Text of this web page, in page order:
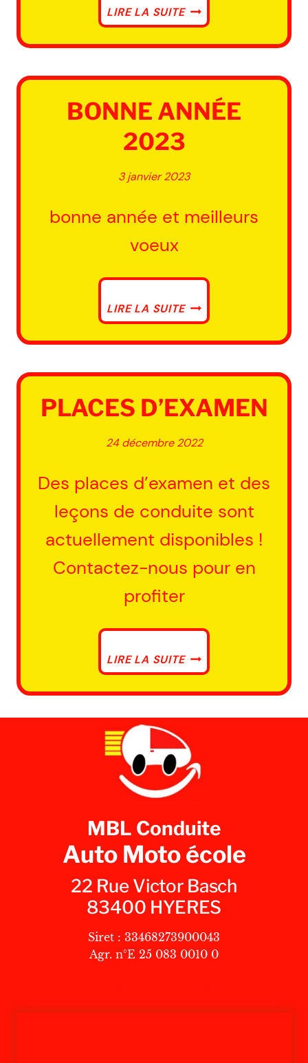
LIRE LA SUITEBEAUCOUP
DE
RÉUSSITES
BONNE ANNÉE
2023
3 janvier 2023
bonne année et meilleurs
voeux
LIRE LA SUITEBONNE
ANNÉE
2023
PLACES D’EXAMEN
24 décembre 2022
Des places d’examen et des
leçons de conduite sont
actuellement disponibles !
Contactez-nous pour en
profiter
LIRE LA SUITEPLACES
D’EXAMEN
MBL Conduite
Auto Moto école
22 Rue Victor Basch
83400 HYERES
Siret : 33468273900043
Agr. n°E 25 083 0010 0